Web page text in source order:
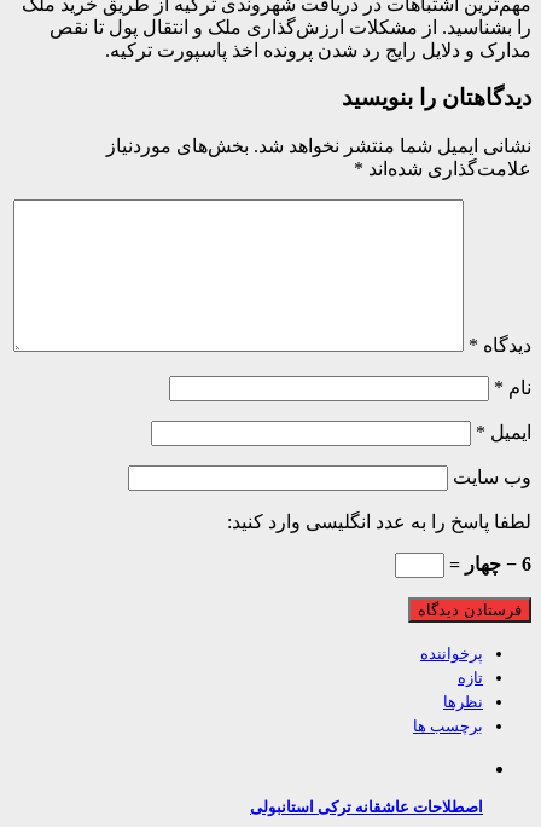
اشتباهات در دریافت شهروندی ترکیه از طریق خرید ملک
از مشکلات ارزش‌گذاری ملک و انتقال پول تا نقص
و دلایل رایج رد شدن پرونده اخذ پاسپورت ترکیه.
را بنویسید
ایمیل شما منتشر نخواهد شد. بخش‌های موردنیاز
شده‌اند*
*
*
پاسخ را به عدد انگلیسی وارد کنید:
پرخواننده
تازه
نظرها
برچسب ها
اصطلاحات عاشقانه ترکی استانبولی